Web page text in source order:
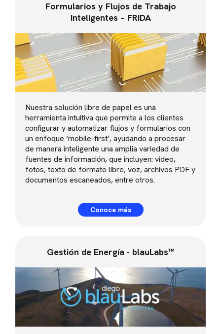
Formularios y Flujos de Trabajo
Inteligentes – FRIDA
Nuestra solución libre de papel es una
herramienta intuitiva que permite a los clientes
configurar y automatizar flujos y formularios con
un enfoque ‘mobile-first’, ayudando a procesar
de manera inteligente una amplia variedad de
fuentes de información, que incluyen: video,
fotos, texto de formato libre, voz, archivos PDF y
documentos escaneados, entre otros.
Conoce más
Gestión de Energía - blauLabs™